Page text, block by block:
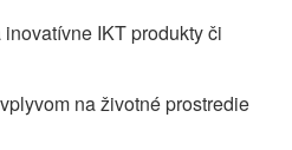
IKT produkty či
na životné prostredie